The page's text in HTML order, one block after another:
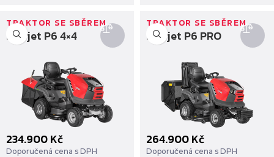
Starjet P6 4×4
TRAKTOR SE SBĚREM
234.900Kč
Doporučená cena s DPH
Starjet P6 PRO
TRAKTOR SE SBĚREM
264.900Kč
Doporučená cena s DPH